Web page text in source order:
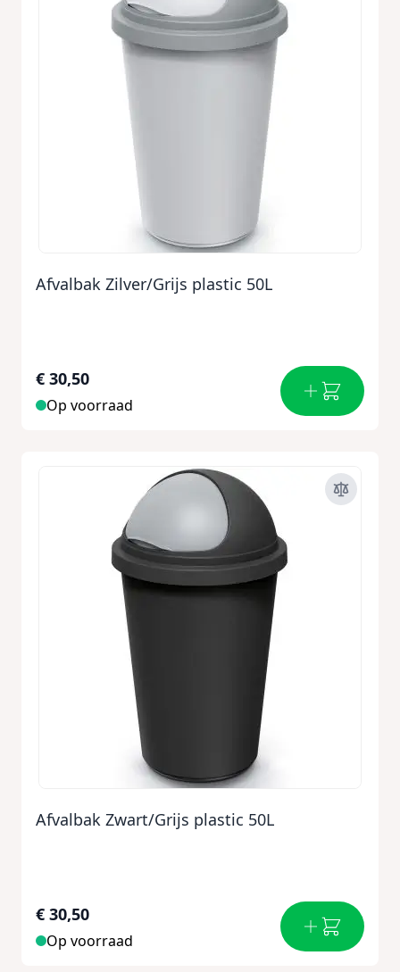
Afvalbak Zilver/Grijs plastic 50L
€ 30,50
Op voorraad
Afvalbak Zwart/Grijs plastic 50L
€ 30,50
Op voorraad